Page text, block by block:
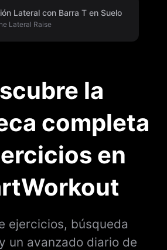
Lateral con Barra T en Suelo
Lateral Raise
la
completa
en
ejercicios, búsqueda
un avanzado diario de